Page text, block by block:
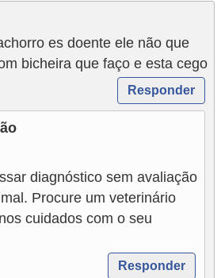
es doente ele não que
bicheira que faço e esta cego
Responder
diagnóstico sem avaliação
Procure um veterinário
cuidados com o seu
Responder